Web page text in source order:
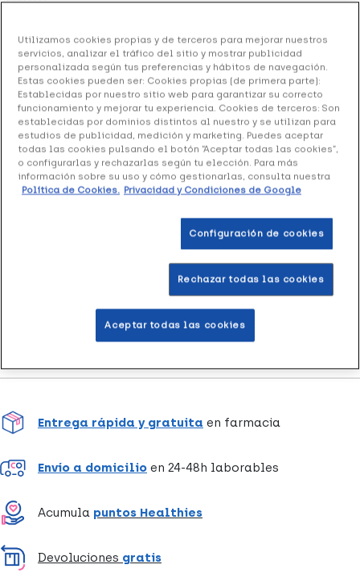
Limpiador, 50 ml + 200 ml
23.41 €
+ 47 puntos Healthies
Pack Neutrogena Spot Controlling Hidratante +
Limpiadorestá conformado por un dúo de cosméticos
para el cuidado de la piel. En dos pasos se limpia en
Añadir a la Wishlist
Entrega rápida y gratuita en farmacia
Envío a domicilio en 24-48h laborables
Acumula puntos Healthies
Devoluciones gratis
Utilizamos cookies propias y de terceros para mejorar nuestros
servicios, analizar el tráfico del sitio y mostrar publicidad
personalizada según tus preferencias y hábitos de navegación.
Estas cookies pueden ser: Cookies propias (de primera parte):
Establecidas por nuestro sitio web para garantizar su correcto
funcionamiento y mejorar tu experiencia. Cookies de terceros: Son
establecidas por dominios distintos al nuestro y se utilizan para
estudios de publicidad, medición y marketing. Puedes aceptar
todas las cookies pulsando el botón “Aceptar todas las cookies”,
o configurarlas y rechazarlas según tu elección. Para más
información sobre su uso y cómo gestionarlas, consulta nuestra
Política de Cookies. Privacidad y Condiciones de Google
Configuración de cookies
Rechazar todas las cookies
Aceptar todas las cookies